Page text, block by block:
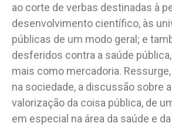
ao corte de verbas destinadas à
desenvolvimento científico, às
públicas de um modo geral; e
desferidos contra a saúde
mais como mercadoria.
na sociedade, a discussão sobre
valorização da coisa pública, de
em especial na área da saúde e